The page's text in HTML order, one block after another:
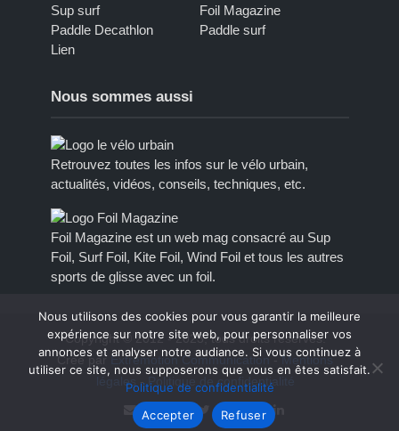
Sup surf
Foil Magazine
Paddle Decathlon
Paddle surf
Lien
Nous sommes aussi
Retrouvez toutes les infos sur le vélo urbain,
actualités, vidéos, conseils, techniques, etc.
Foil Magazine est un web mag consacré au Sup
Foil, Surf Foil, Kite Foil, Wind Foil et tous les autres
sports de glisse avec un foil.
Copyright © 2012 - 2023, tous droits réservés.
Créé par Extremotion Communication-Mentions
légales
-Politique de confidentialité
Nous utilisons des cookies pour vous garantir la meilleure
expérience sur notre site web, pour personnaliser vos
annonces et analyser notre audiance. Si vous continuez à
utiliser ce site, nous supposerons que vous en êtes satisfait.
Politique de confidentialité
Accepter
Refuser